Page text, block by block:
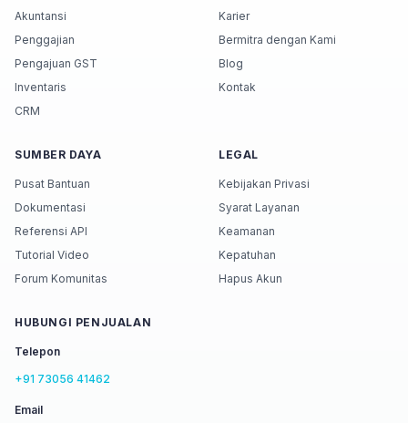
Akuntansi
Penggajian
Pengajuan GST
Inventaris
CRM
Karier
Bermitra dengan Kami
Blog
Kontak
SUMBER DAYA
Pusat Bantuan
Dokumentasi
Referensi API
Tutorial Video
Forum Komunitas
LEGAL
Kebijakan Privasi
Syarat Layanan
Keamanan
Kepatuhan
Hapus Akun
HUBUNGI PENJUALAN
Telepon
+91 73056 41462
Email